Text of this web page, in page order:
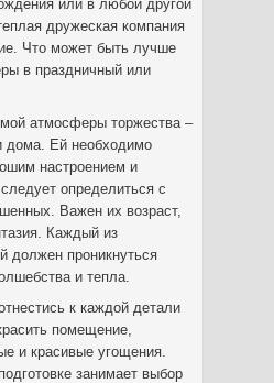
или в любой другой
дружеская компания
Что может быть лучше
в праздничный или
атмосферы торжества –
дома. Ей необходимо
настроением и
определиться с
Важен их возраст,
Каждый из
должен проникнуться
и тепла.
к каждой детали
помещение,
и красивые угощения.
занимает выбор